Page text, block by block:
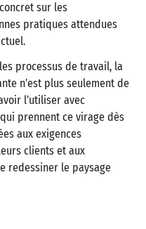
sur les
pratiques attendues
processus de travail, la
n’est plus seulement de
l’utiliser avec
prennent ce virage dès
aux exigences
clients et aux
redessiner le paysage